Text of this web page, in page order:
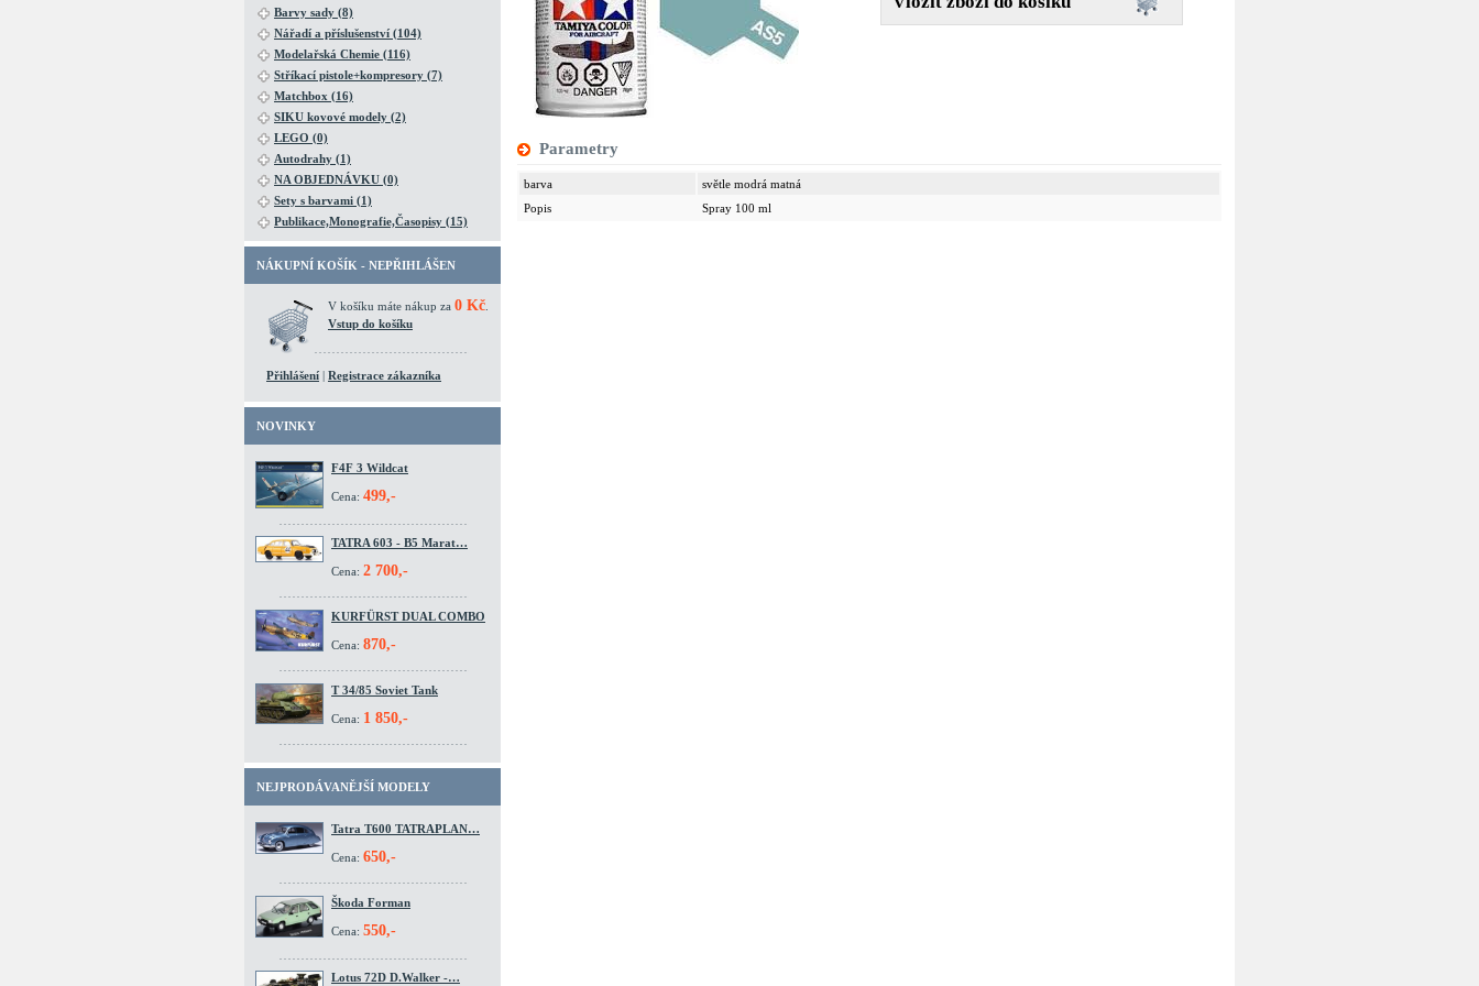
Barvy sady (8)
Nářadí a příslušenství (104)
Modelařská Chemie (116)
Stříkací pistole+kompresory (7)
Matchbox (16)
SIKU kovové modely (2)
LEGO (0)
Autodrahy (1)
NA OBJEDNÁVKU (0)
Sety s barvami (1)
Publikace,Monografie,Časopisy (15)
NÁKUPNÍ KOŠÍK - NEPŘIHLÁŠEN
V košíku máte nákup za 0 Kč
Vstup do košíku
Přihlášení | Registrace zákazníka
NOVINKY
F4F 3 Wildcat
Cena: 499,-
TATRA 603 - B5 Marat…
Cena: 2 700,-
KURFÜRST DUAL COMBO
Cena: 870,-
T 34/85 Soviet Tank
Cena: 1 850,-
NEJPRODÁVANĚJŠÍ MODELY
Tatra T600 TATRAPLAN…
Cena: 650,-
Škoda Forman
Cena: 550,-
Lotus 72D D.Walker -…
Parametry
barva
světle modrá matná
Popis
Spray 100 ml